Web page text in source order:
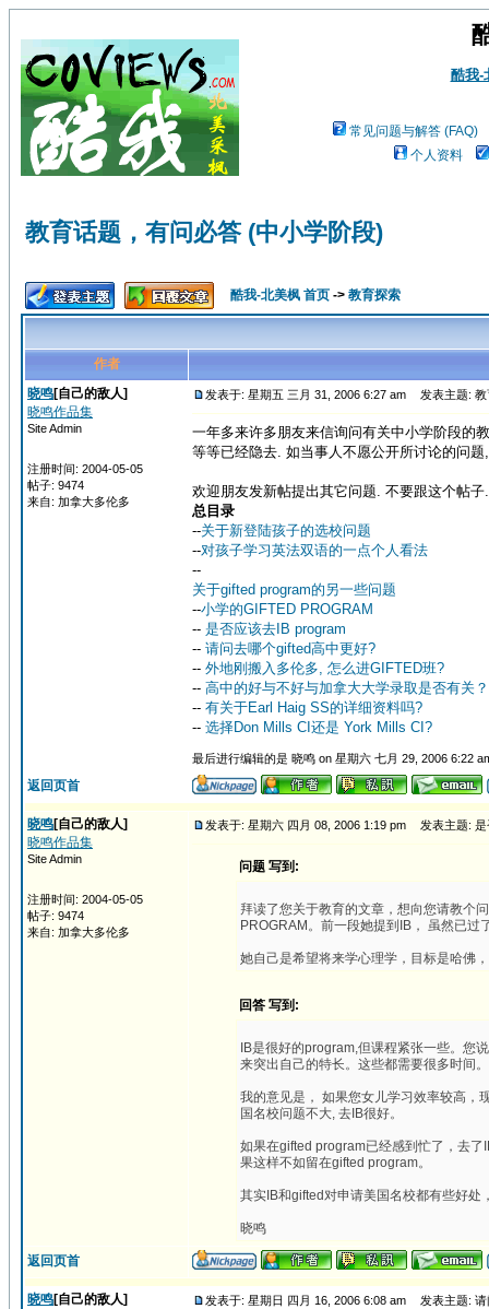
酷我-
常见问题与解答 (FAQ)
个人资料
教育话题，有问必答 (中小学阶段)
酷我-北美枫 首页 -> 教育探索
作者
晓鸣[自己的敌人]
晓鸣作品集
Site Admin
注册时间: 2004-05-05
帖子: 9474
来自: 加拿大多伦多
发表于: 星期五 三月 31, 2006 6:27 am 发表主题: 教
一年多来许多朋友来信询问有关中小学阶段的
等等已经隐去. 如当事人不愿公开所讨论的问
欢迎朋友发新帖提出其它问题. 不要跟这个帖
总目录
--关于新登陆孩子的选校问题
--对孩子学习英法双语的一点个人看法
--
关于gifted program的另一些问题
--小学的GIFTED PROGRAM
-- 是否应该去IB program
-- 请问去哪个gifted高中更好?
-- 外地刚搬入多伦多, 怎么进GIFTED班?
-- 高中的好与不好与加拿大大学录取是否有关？
-- 有关于Earl Haig SS的详细资料吗?
-- 选择Don Mills CI还是 York Mills CI?
最后进行编辑的是 晓鸣 on 星期六 七月 29, 2006 6:22
返回页首
晓鸣[自己的敌人]
晓鸣作品集
Site Admin
注册时间: 2004-05-05
帖子: 9474
来自: 加拿大多伦多
发表于: 星期六 四月 08, 2006 1:19 pm 发表主题: 是
问题 写到:
拜读了您关于教育的文章，想向您请教个
PROGRAM。前一段她提到IB， 虽然已过
她自己是希望将来学心理学，目标是哈佛
回答 写到:
IB是很好的program,但课程紧张一些。您
来突出自己的特长。这些都需要很多时间。
我的意见是， 如果您女儿学习效率较高，
国名校问题不大, 去IB很好。
如果在gifted program已经感到忙了，去
果这样不如留在gifted program。
其实IB和gifted对申请美国名校都有些好处
晓鸣
返回页首
晓鸣[自己的敌人]
发表于: 星期日 四月 16, 2006 6:08 am 发表主题: 请